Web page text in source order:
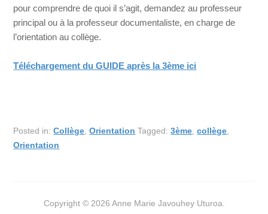
pour comprendre de quoi il s’agit, demandez au professeur
principal ou à la professeur documentaliste, en charge de
l’orientation au collège.
Téléchargement du GUIDE après la 3ème ici
Posted in:Collège,Orientation Tagged:3ème,collège,
Orientation
Copyright © 2026 Anne Marie Javouhey Uturoa.